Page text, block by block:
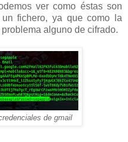
ver como éstas son
fichero, ya que como la
problema alguno de cifrado.
de gmail